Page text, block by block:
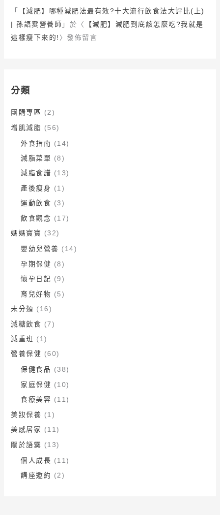
「
【減肥】哪種減肥法最有效?十大流行飲食法大評比(上)
| 孫語霙營養師 」於〈
【減肥】減肥到底該怎麼吃?我就是
這樣瘦下來的! 〉發佈留言
分類
團購專區 (2)
增肌減脂 (56)
外食指南 (14)
減脂菜單 (8)
減脂食譜 (13)
產後瘦身 (1)
運動飲食 (3)
飲食觀念 (17)
媽媽寶寶 (32)
嬰幼兒營養 (14)
孕期保健 (8)
懷孕日記 (9)
育兒好物 (5)
未分類 (16)
減糖飲食 (7)
減重班 (1)
營養保健 (60)
保健食品 (38)
家庭保健 (10)
食療美容 (11)
美妝保養 (1)
美感居家 (11)
關於語霙 (13)
個人成長 (11)
講座邀約 (2)